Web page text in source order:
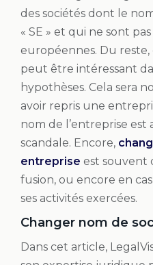
des sociétés dont le
« SE » et qui ne sont
européennes. Du
peut être intéressant
hypothèses. Cela sera
avoir repris une
nom de l’entreprise est
scandale. Encore,
entreprise est souvent
fusion, ou encore en
ses activités exercées.
Changer nom de
Dans cet article,